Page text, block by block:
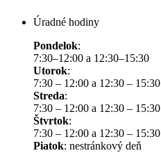
Úradné hodiny
Pondelok:
7:30–12:00 a 12:30–15:30
Utorok:
7:30 – 12:00 a 12:30 – 15:30
Streda:
7:30 – 12:00 a 12:30 – 15:30
Štvrtok:
7:30 – 12:00 a 12:30 – 15:30
Piatok: nestránkový deň